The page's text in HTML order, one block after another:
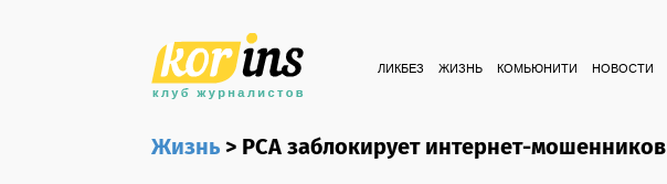
ЛИКБЕЗ ЖИЗНЬ КОМЬЮНИТИ НОВОСТИ
Жизнь>РСА заблокирует интернет-мошенников